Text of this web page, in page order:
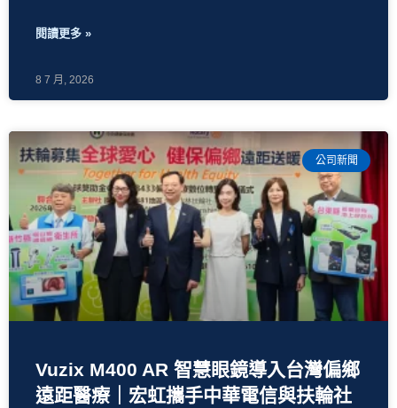
閱讀更多 »
8 7 月, 2026
公司新聞
Vuzix M400 AR 智慧眼鏡導入台灣偏鄉
遠距醫療｜宏虹攜手中華電信與扶輪社